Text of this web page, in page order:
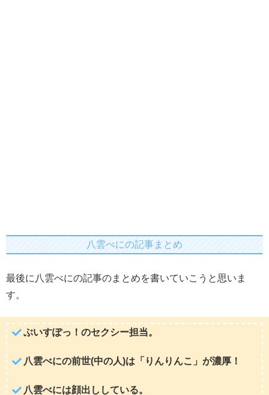
八雲べにの記事まとめ
最後に八雲べにの記事のまとめを書いていこうと思いま
す。
ぶいすぽっ！のセクシー担当。
八雲べにの前世(中の人)は「りんりんこ」が濃厚！
八雲べには顔出ししている。